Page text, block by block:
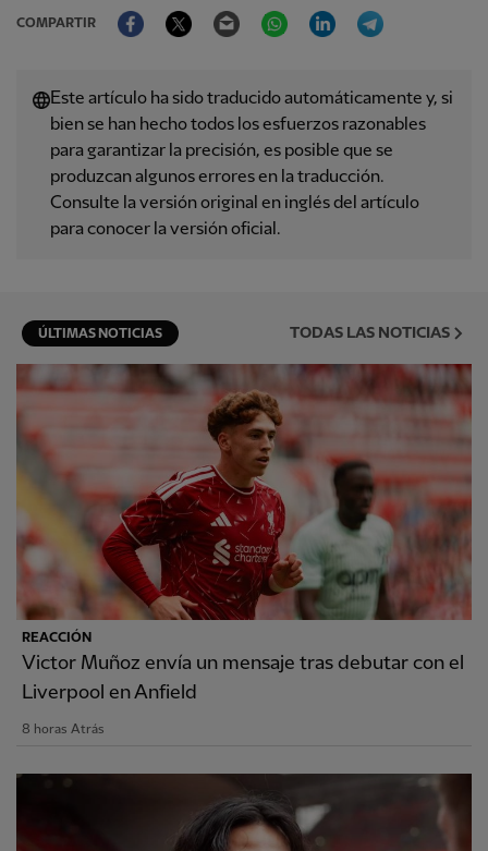
COMPARTIR
FacebookTwitter Email WhatsAppLinkedIn
Este artículo ha sido traducido automáticamente y, si
bien se han hecho todos los esfuerzos razonables
para garantizar la precisión, es posible que se
produzcan algunos errores en la traducción.
Consulte la versión original en inglés del artículo
para conocer la versión oficial.
ÚLTIMAS NOTICIAS TODAS LAS NOTICIAS
REACCIÓN
Victor Muñoz envía un mensaje tras debutar con el
Liverpool en Anfield
8 horas Atrás